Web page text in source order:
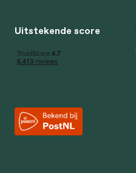
Uitstekende score